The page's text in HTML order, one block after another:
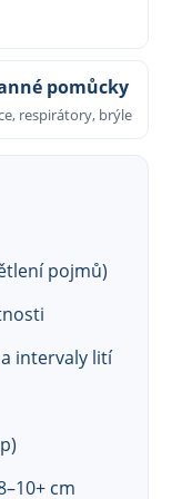
pomůcky
respirátory, brýle
pojmů)
intervaly lití
cm